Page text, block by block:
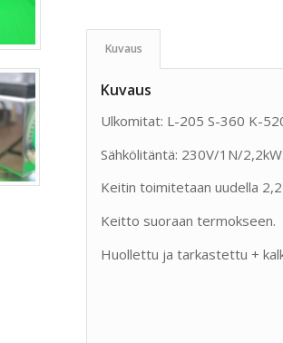
Kuvaus
Kuvaus
Ulkomitat: L-205 S-360 K-
Sähkölitäntä: 230V/1N/2,2kW.
Keitin toimitetaan uudella
Keitto suoraan termokseen.
Huollettu ja tarkastettu +